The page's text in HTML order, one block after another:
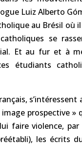
Luiz Alberto
au Brésil où
se
Et au fur et à
étudiants
s’intéressent
prospective »
faire violence,
les écrits